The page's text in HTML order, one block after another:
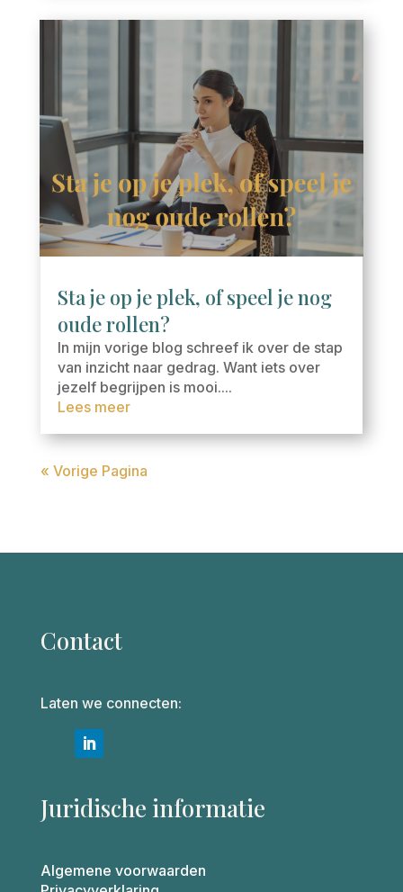
Sta je op je plek, of speel je nog
oude rollen?
In mijn vorige blog schreef ik over de stap
van inzicht naar gedrag. Want iets over
jezelf begrijpen is mooi....
Lees meer
« Vorige Pagina
Contact
Laten we connecten:
Juridische informatie
Algemene voorwaarden